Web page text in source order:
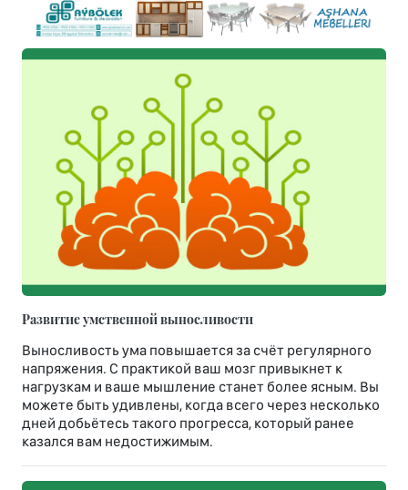
Развитие умственной выносливости
Выносливость ума повышается за счёт регулярного
напряжения. С практикой ваш мозг привыкнет к
нагрузкам и ваше мышление станет более ясным. Вы
можете быть удивлены, когда всего через несколько
дней добьётесь такого прогресса, который ранее
казался вам недостижимым.